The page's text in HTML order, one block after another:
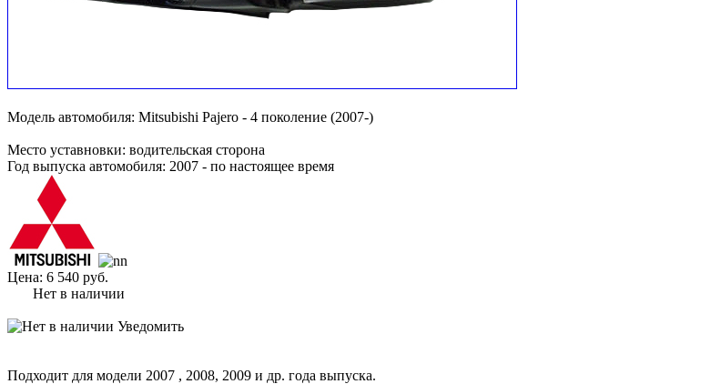
Модель автомобиля: Mitsubishi Pajero - 4 поколение (2007-)
Место уставновки: водительская сторона
Год выпуска автомобиля: 2007 - по настоящее время
Цена: 6 540 руб.
Нет в наличии
Уведомить
Подходит для модели 2007 , 2008, 2009 и др. года выпуска.